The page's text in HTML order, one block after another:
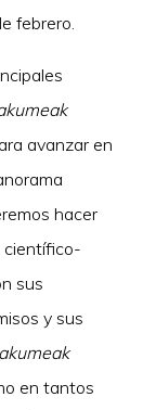
febrero.
avanzar en
hacer
científico-
sus
y sus
en tantos